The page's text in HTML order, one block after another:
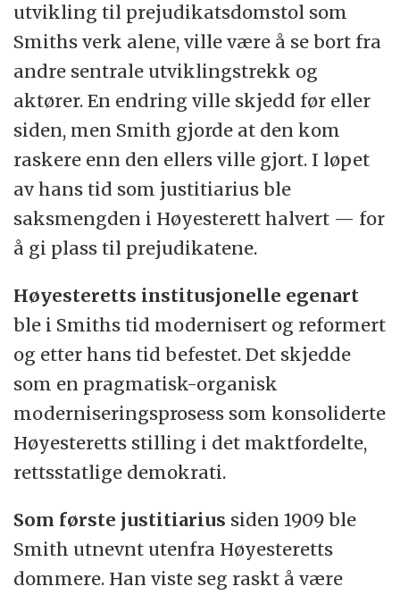
utvikling til prejudikatsdomstol som
Smiths verk alene, ville være å se bort fra
andre sentrale utviklingstrekk og
aktører. En endring ville skjedd før eller
siden, men Smith gjorde at den kom
raskere enn den ellers ville gjort. I løpet
av hans tid som justitiarius ble
saksmengden i Høyesterett halvert — for
å gi plass til prejudikatene.
Høyesteretts institusjonelle egenart
ble i Smiths tid modernisert og reformert
og etter hans tid befestet. Det skjedde
som en pragmatisk-organisk
moderniseringsprosess som konsoliderte
Høyesteretts stilling i det maktfordelte,
rettsstatlige demokrati.
Som første justitiarius siden 1909 ble
Smith utnevnt utenfra Høyesteretts
dommere. Han viste seg raskt å være